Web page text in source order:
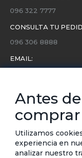
096 322 7777
CONSULTA TU
096 306 8888
EMAIL:
Conoce toda la
eventos y ofertas.
Subscríbete a
Antes
comprar
Utilizamos
experiencia en
analizar nuestro